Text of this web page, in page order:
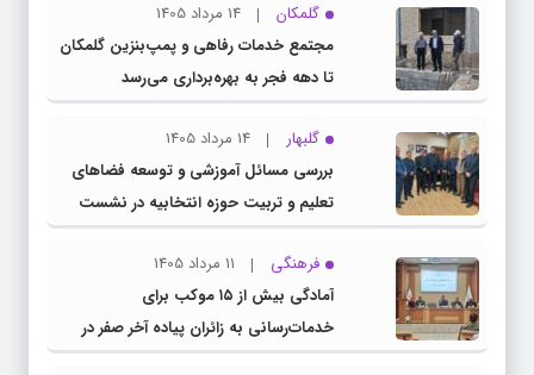
گلمکان
14 مرداد 1405
مجتمع خدمات رفاهی و پمپ‌بنزین گلمکان
تا دهه فجر به بهره‌برداری می‌رسد
گلبهار
14 مرداد 1405
بررسی مسائل آموزشی و توسعه فضاهای
تعلیم و تربیت حوزه انتخابیه در نشست
مشترک عضو کمیسیون آموزش مجلس با
مدیرکل آموزش و پرورش خراسان رضوی
فرهنگی
11 مرداد 1405
آمادگی بیش از ۱۵ موکب برای
خدمات‌رسانی به زائران پیاده آخر صفر در
شهرستان چناران